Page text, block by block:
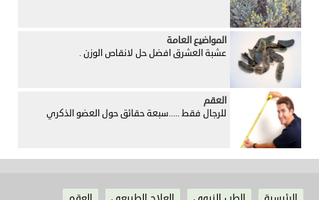
المواضيع العامة
عشبة العشرق افضل حل لانقاص الوزن .
العقم
للرجال فقط .....سبعة حقائق حول العضو الذكري